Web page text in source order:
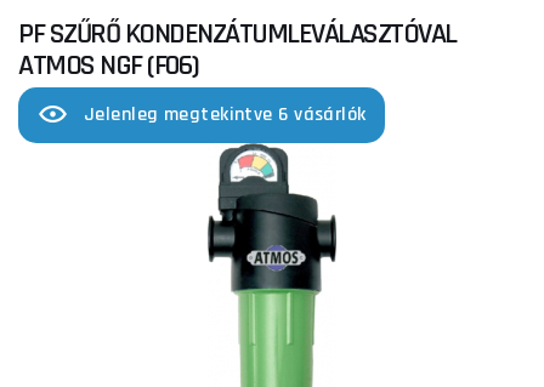
PF SZŰRŐ KONDENZÁTUMLEVÁLASZTÓVAL
ATMOS NGF (F06)
Jelenleg megtekintve 6 vásárlók